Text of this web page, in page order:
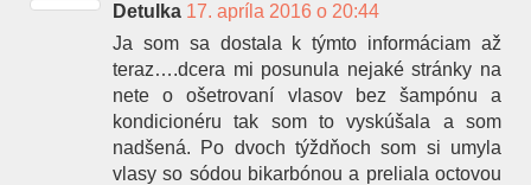
Detulka 17. apríla 2016 o 20:44
Ja som sa dostala k týmto informáciam až
teraz….dcera mi posunula nejaké stránky na
nete o ošetrovaní vlasov bez šampónu a
kondicionéru tak som to vyskúšala a som
nadšená. Po dvoch týždňoch som si umyla
vlasy so sódou bikarbónou a preliala octovou